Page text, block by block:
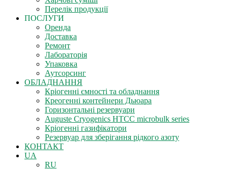
Перелік продукції
ПОСЛУГИ
Оренда
Доставка
Ремонт
Лабораторія
Упаковка
Аутсорсинг
ОБЛАДНАННЯ
Кріогенні ємності та обладнання
Креогенні контейнери Дьюара
Горизонтальні резервуари
Auguste Cryogenics HTCC microbulk series
Кріогенні газифікатори
Резервуар для зберігання рідкого азоту
КОНТАКТ
UA
RU